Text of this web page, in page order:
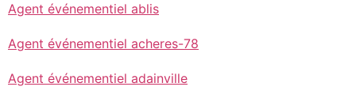
Agent événementiel ablis
Agent événementiel acheres-78
Agent événementiel adainville